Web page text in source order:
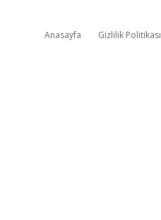
Anasayfa Gizlilik Politikası